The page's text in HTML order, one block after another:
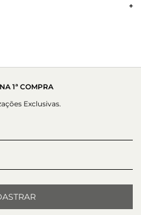
camurça e couro. Duas tiras
sobre a camurça em
1ª COMPRA
Exclusivas.